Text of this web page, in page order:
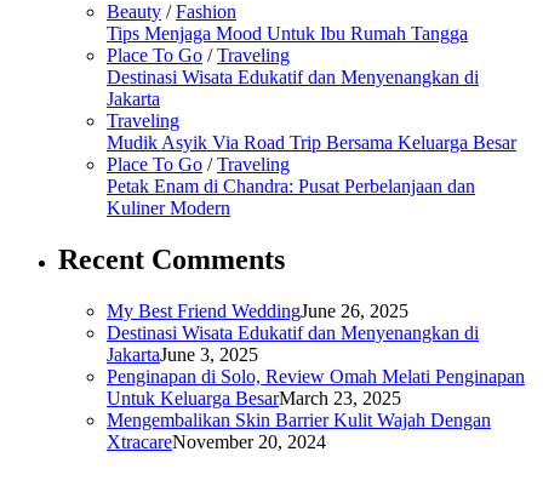
Beauty /Fashion
Tips Menjaga Mood Untuk Ibu Rumah Tangga
Place To Go /Traveling
Destinasi Wisata Edukatif dan Menyenangkan di
Jakarta
Traveling
Mudik Asyik Via Road Trip Bersama Keluarga Besar
Place To Go /Traveling
Petak Enam di Chandra: Pusat Perbelanjaan dan
Kuliner Modern
Recent Comments
My Best Friend WeddingJune 26, 2025
Destinasi Wisata Edukatif dan Menyenangkan di
JakartaJune 3, 2025
Penginapan di Solo, Review Omah Melati Penginapan
Untuk Keluarga BesarMarch 23, 2025
Mengembalikan Skin Barrier Kulit Wajah Dengan
XtracareNovember 20, 2024